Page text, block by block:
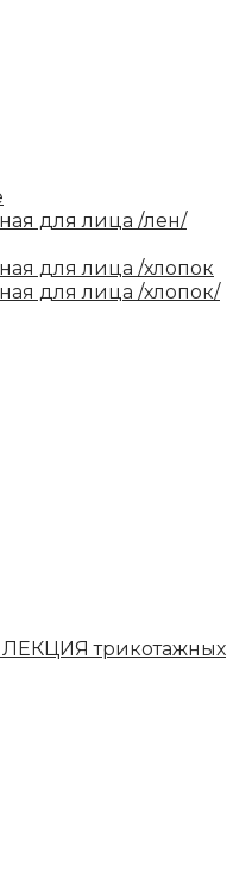
для лица /лен/
для лица /хлопок
для лица /хлопок/
трикотажных